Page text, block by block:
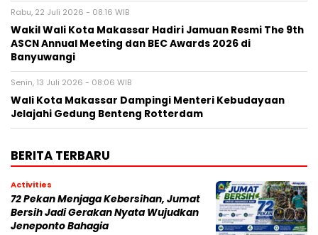
Rabu, 22 Juli 2026 - 08:16 WIB
Wakil Wali Kota Makassar Hadiri Jamuan Resmi The 9th
ASCN Annual Meeting dan BEC Awards 2026 di
Banyuwangi
Senin, 13 Juli 2026 - 08:06 WIB
Wali Kota Makassar Dampingi Menteri Kebudayaan
Jelajahi Gedung Benteng Rotterdam
BERITA TERBARU
Activities
72 Pekan Menjaga Kebersihan, Jumat
Bersih Jadi Gerakan Nyata Wujudkan
Jeneponto Bahagia